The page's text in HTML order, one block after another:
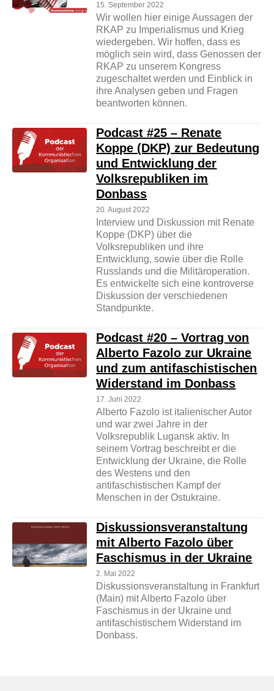
15. September 2022
Wir wollen hier einige Aussagen der
RKAP zu Imperialismus und Krieg
wiedergeben. Wir hoffen, dass es
möglich sein wird, dass Genossen der
RKAP zu unserem Kongress
zugeschaltet werden und Einblick in
ihre Analysen geben und Fragen
beantworten können.
Podcast #25 – Renate
Koppe (DKP) zur Bedeutung
und Entwicklung der
Volksrepubliken im
Donbass
20. August 2022
Interview und Diskussion mit Renate
Koppe (DKP) über die
Volksrepubliken und ihre
Entwicklung, sowie über die Rolle
Russlands und die Militäroperation.
Es entwickelte sich eine kontroverse
Diskussion der verschiedenen
Standpunkte.
Podcast #20 – Vortrag von
Alberto Fazolo zur Ukraine
und zum antifaschistischen
Widerstand im Donbass
17. Juni 2022
Alberto Fazolo ist italienischer Autor
und war zwei Jahre in der
Volksrepublik Lugansk aktiv. In
seinem Vortrag beschreibt er die
Entwicklung der Ukraine, die Rolle
des Westens und den
antifaschistischen Kampf der
Menschen in der Ostukraine.
Diskussionsveranstaltung
mit Alberto Fazolo über
Faschismus in der Ukraine
2. Mai 2022
Diskussionsveranstaltung in Frankfurt
(Main) mit Alberto Fazolo über
Faschismus in der Ukraine und
antifaschistischem Widerstand im
Donbass.